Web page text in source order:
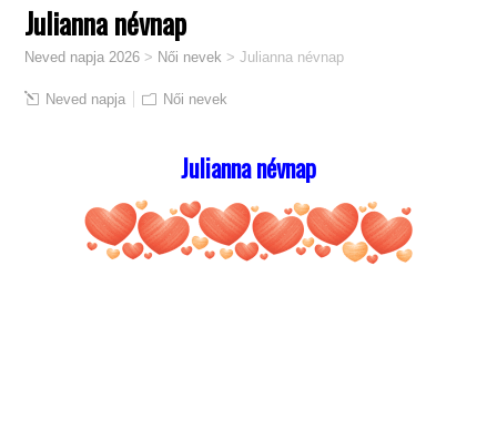
Julianna névnap
Neved napja 2026 > Női nevek >Julianna névnap
Neved napja Női nevek
Julianna névnap